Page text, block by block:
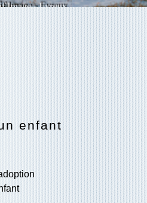
enfant